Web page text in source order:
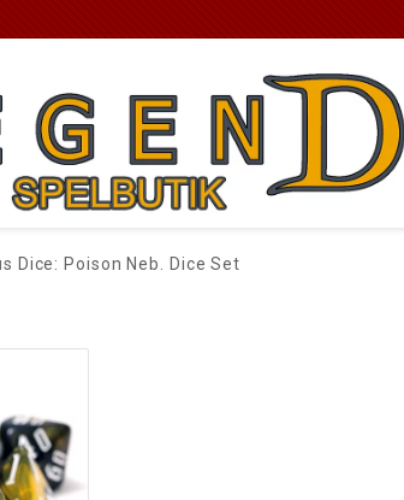
Dice: Poison Neb. Dice Set